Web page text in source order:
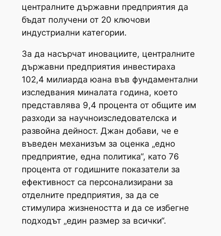
централните държавни предприятия да
бъдат получени от 20 ключови
индустриални категории.
За да насърчат иновациите, централните
държавни предприятия инвестираха
102,4 милиарда юана във фундаментални
изследвания миналата година, което
представлява 9,4 процента от общите им
разходи за научноизследователска и
развойна дейност. Джан добави, че е
въведен механизъм за оценка „едно
предприятие, една политика“, като 76
процента от годишните показатели за
ефективност са персонализирани за
отделните предприятия, за да се
стимулира жизнеността и да се избегне
подходът „един размер за всички“.